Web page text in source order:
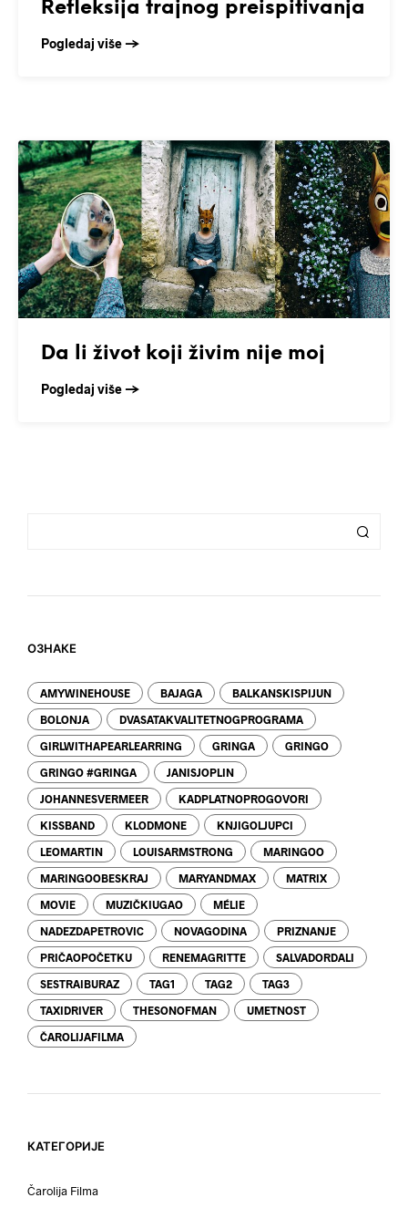
Refleksija trajnog preispitivanja
Pogledaj više →
Da li život koji živim nije moj
Pogledaj više →
ОЗНАКЕ
AMYWINEHOUSE BAJAGA BALKANSKISPIJUN
BOLONJA DVASATAKVALITETNOGPROGRAMA
GIRLWITHAPEARLEARRING GRINGA GRINGO
GRINGO #GRINGA JANISJOPLIN
JOHANNESVERMEER KADPLATNOPROGOVORI
KISSBAND KLODMONE KNJIGOLJUPCI
LEOMARTIN LOUISARMSTRONG MARINGOO
MARINGOOBESKRAJ MARYANDMAX MATRIX
MOVIE MUZIČKIUGAO MÉLIE
NADEZDAPETROVIC NOVAGODINA PRIZNANJE
PRIČAOPOČETKU RENEMAGRITTE SALVADORDALI
SESTRAIBURAZ TAG1 TAG2 TAG3
TAXIDRIVER THESONOFMAN UMETNOST
ČAROLIJAFILMA
КАТЕГОРИЈЕ
Čarolija Filma